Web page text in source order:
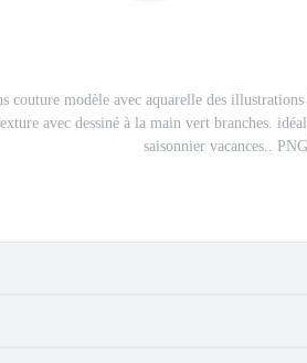
couture modèle avec aquarelle des
avec dessiné à la main vert branches.
saisonnier vacances..